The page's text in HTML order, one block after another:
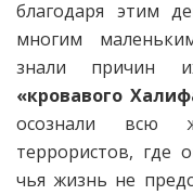
благодаря этим
многим
знали причин
«кровавого
осознали всю
террористов, где
чья жизнь не